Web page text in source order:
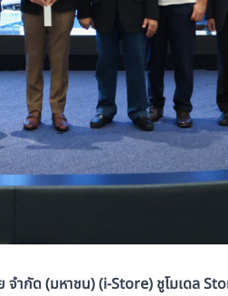
จำกัด (มหาชน) (i-Store) ชูโมเดล